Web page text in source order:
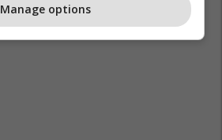
Manage options